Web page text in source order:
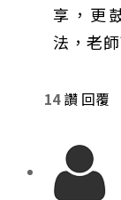
享，更
法，老
14 讚 回覆